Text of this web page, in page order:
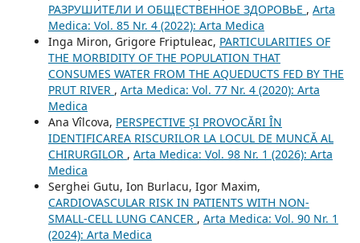
РАЗРУШИТЕЛИ И ОБЩЕСТВЕННОЕ ЗДОРОВЬЕ , Arta
Medica: Vol. 85 Nr. 4 (2022): Arta Medica
Inga Miron, Grigore Friptuleac, PARTICULARITIES OF
THE MORBIDITY OF THE POPULATION THAT
CONSUMES WATER FROM THE AQUEDUCTS FED BY THE
PRUT RIVER , Arta Medica: Vol. 77 Nr. 4 (2020): Arta
Medica
Ana Vîlcova, PERSPECTIVE ȘI PROVOCĂRI ÎN
IDENTIFICAREA RISCURILOR LA LOCUL DE MUNCĂ AL
CHIRURGILOR , Arta Medica: Vol. 98 Nr. 1 (2026): Arta
Medica
Serghei Gutu, Ion Burlacu, Igor Maxim,
CARDIOVASCULAR RISK IN PATIENTS WITH NON-
SMALL-CELL LUNG CANCER , Arta Medica: Vol. 90 Nr. 1
(2024): Arta Medica